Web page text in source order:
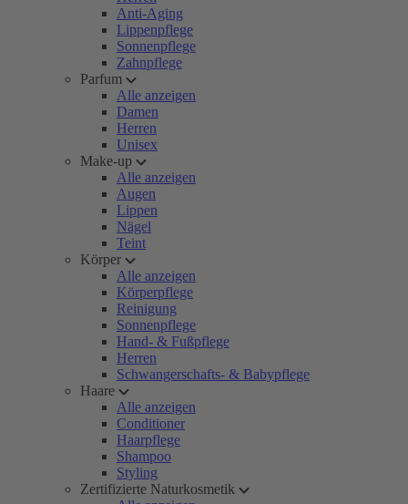
Anti-Aging
Lippenpflege
Sonnenpflege
Zahnpflege
Parfum
Alle anzeigen
Damen
Herren
Unisex
Make-up
Alle anzeigen
Augen
Lippen
Nägel
Teint
Körper
Alle anzeigen
Körperpflege
Reinigung
Sonnenpflege
Hand- & Fußpflege
Herren
Schwangerschafts- & Babypflege
Haare
Alle anzeigen
Conditioner
Haarpflege
Shampoo
Styling
Zertifizierte Naturkosmetik